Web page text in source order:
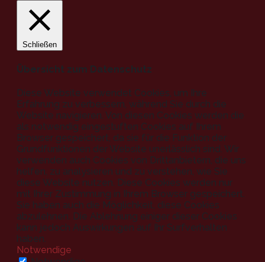
Schließen
Übersicht zum Datenschutz
Diese Website verwendet Cookies, um Ihre
Erfahrung zu verbessern, während Sie durch die
Website navigieren. Von diesen Cookies werden die
als notwendig eingestuften Cookies auf Ihrem
Browser gespeichert, da sie für die Funktion der
Grundfunktionen der Website unerlässlich sind. Wir
verwenden auch Cookies von Drittanbietern, die uns
helfen, zu analysieren und zu verstehen, wie Sie
diese Website nutzen. Diese Cookies werden nur
mit Ihrer Zustimmung in Ihrem Browser gespeichert.
Sie haben auch die Möglichkeit, diese Cookies
abzulehnen. Die Ablehnung einiger dieser Cookies
kann jedoch Auswirkungen auf Ihr Surfverhalten
haben.
Notwendige